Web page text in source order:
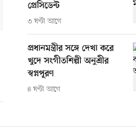
প্রেসিডেন্ট
৩ ঘণ্টা আগে
প্রধানমন্ত্রীর সঙ্গে দেখা করে
খুদে সংগীতশিল্পী অনুশ্রীর
স্বপ্নপূরণ
৪ ঘণ্টা আগে